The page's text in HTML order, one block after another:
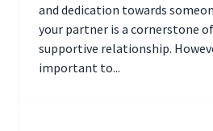
and dedication towards
your partner is a cornerstone
supportive relationship.
important to...